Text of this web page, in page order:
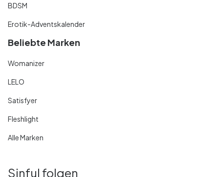
BDSM
Erotik-Adventskalender
Beliebte Marken
Womanizer
LELO
Satisfyer
Fleshlight
Alle Marken
Sinful folgen